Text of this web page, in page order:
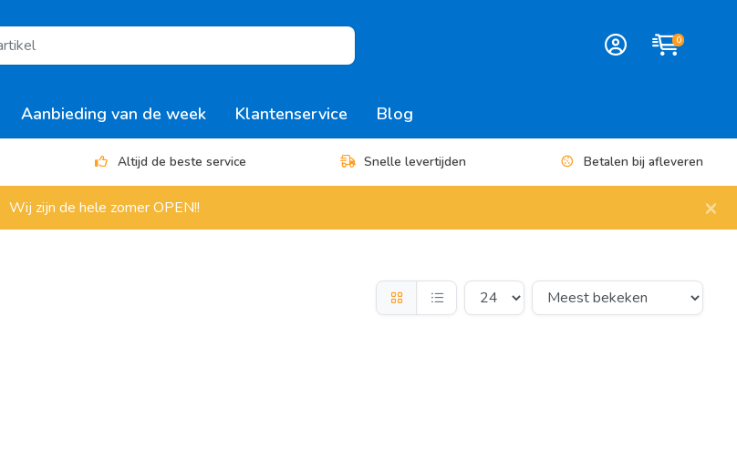
0
Aanbieding van de week Klantenservice Blog
Altijd de beste service Snelle levertijden Betalen bij afleveren
Wij zijn de hele zomer OPEN!! ×